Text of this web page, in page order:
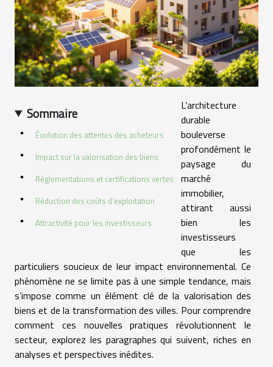
Sommaire
Évolution des attentes des acheteurs
Impact sur la valorisation des biens
Réglementations et certifications vertes
Réduction des coûts d’exploitation
Attractivité pour les investisseurs
L’architecture
durable
bouleverse
profondément le
paysage du
marché
immobilier,
attirant aussi
bien les
investisseurs
que les
particuliers soucieux de leur impact environnemental. Ce
phénomène ne se limite pas à une simple tendance, mais
s’impose comme un élément clé de la valorisation des
biens et de la transformation des villes. Pour comprendre
comment ces nouvelles pratiques révolutionnent le
secteur, explorez les paragraphes qui suivent, riches en
analyses et perspectives inédites.